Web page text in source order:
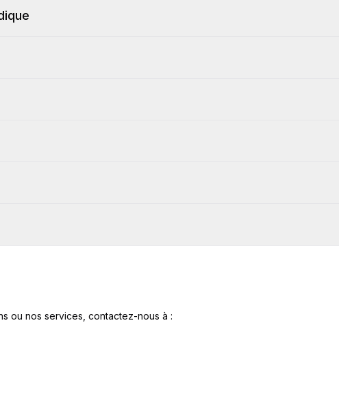
ou nos services, contactez-nous à :